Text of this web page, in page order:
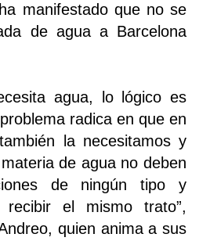
manifestado que no se
de agua a Barcelona
agua, lo lógico es
radica en que en
la necesitamos y
de agua no deben
de ningún tipo y
recibir el mismo trato”,
quien anima a sus